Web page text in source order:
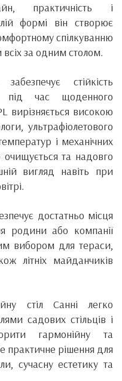
практичність і
формі він створює
спілкуванню
всіх за одним столом.
стійкість
під час щоденного
вирізняється високою
ультрафіолетового
і механічних
та надовго
вигляд навіть при
достатньо місця
родини або компанії
вибором для тераси,
літніх майданчиків
стіл Санні легко
садових стільців і
гармонійну та
практичне рішення для
сучасну естетику та